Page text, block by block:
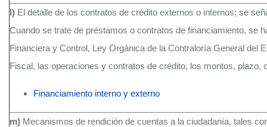
l) El detalle de los contratos de crédito externos o internos; se
Cuando se trate de préstamos o contratos de financiamiento, se
Financiera y Control, Ley Orgánica de la Contraloría General del
Fiscal, las operaciones y contratos de crédito, los montos, plazo,
Financiamiento interno y externo
m) Mecanismos de rendición de cuentas a la ciudadanía, tales